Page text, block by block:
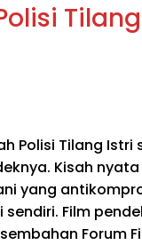
Polisi Tilang
Kisah
yang
sendiri. Film
Forum